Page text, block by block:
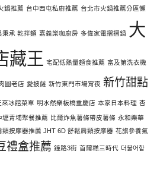
鍋推薦 台中西屯私廚推薦 台北市火鍋推薦分區懶
秉承 乾拌麵 嘉義樂咖廚房 多偉家電摺摺鍋 大
藏王 宅配低熱量麵食推薦 富及第洗衣機
圓老店 愛披薩 新竹東門市場宵夜 新竹甜點
來冰館菜單 明水然樂板橋重慶店 本家日本料理 杏
壢青埔聚餐推薦 比爾炸魚薯條帶皮薯條 永和樂華
頸按摩器推薦 JHT 6D 舒鬆肩頸按摩器 花旗參養氣
禮盒推薦 鐘路3街 首爾糕三時代 더불어함